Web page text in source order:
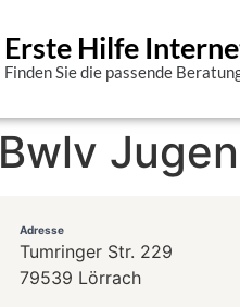
Erste Hilfe
Finden Sie die passende
Bwlv
Adresse
Tumringer Str. 229
79539 Lörrach